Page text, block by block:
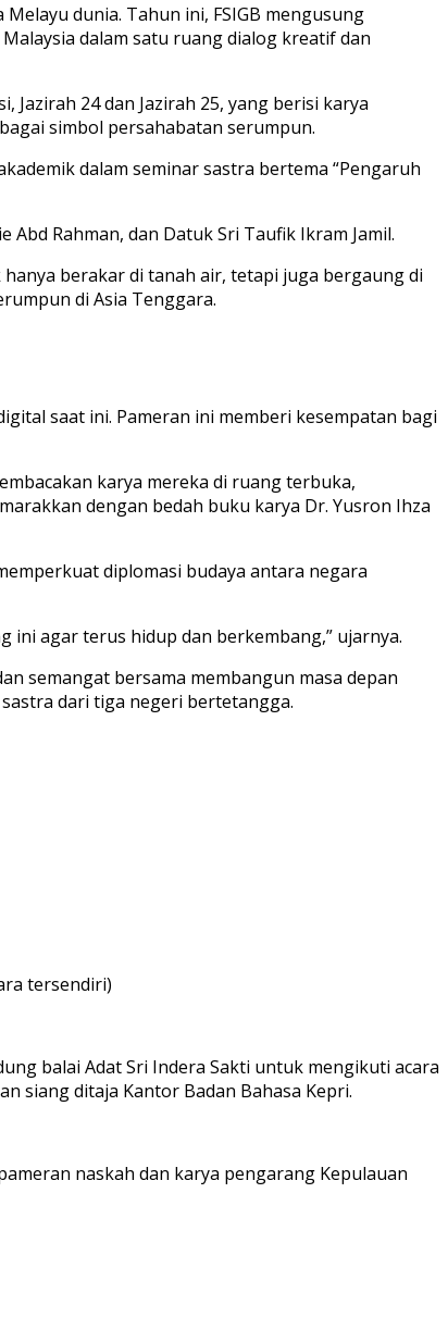
dunia. Tahun ini, FSIGB mengusung
dalam satu ruang dialog kreatif dan
24 dan Jazirah 25, yang berisi karya
simbol persahabatan serumpun.
dalam seminar sastra bertema “Pengaruh
Rahman, dan Datuk Sri Taufik Ikram Jamil.
berakar di tanah air, tetapi juga bergaung di
di Asia Tenggara.
saat ini. Pameran ini memberi kesempatan bagi
karya mereka di ruang terbuka,
dengan bedah buku karya Dr. Yusron Ihza
diplomasi budaya antara negara
ini agar terus hidup dan berkembang,” ujarnya.
semangat bersama membangun masa depan
dari tiga negeri bertetangga.
tersendiri)
balai Adat Sri Indera Sakti untuk mengikuti acara
siang ditaja Kantor Badan Bahasa Kepri.
naskah dan karya pengarang Kepulauan